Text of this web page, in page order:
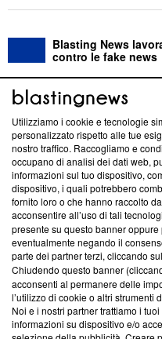
Blasting News
contro le fake news
ABOUT LINEA
Questa sezione offre
News, sui nostri processi
creare news di qualità.
‘Trust Project - News with
ancora membro del
parte; Trust Project non ha
conformità agli standard.
Su di noi
Team editoriale
Corporate
Utilizziamo i cookie e tecnologie
personalizzato rispetto alle tue
nostro traffico. Raccogliamo e
occupano di analisi dei dati web,
informazioni sul tuo dispositivo,
dispositivo, i quali potrebbero
fornito loro o che hanno raccolto
acconsentire all’uso di tali
presente su questo banner
eventualmente negando il
parte dei partner terzi, cliccando
Chiudendo questo banner
acconsenti al permanere delle
l’utilizzo di cookie o altri strumenti
Noi e i nostri partner trattiamo i
informazioni su dispositivo e/o